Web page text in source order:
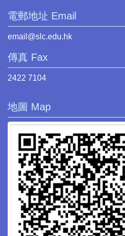
電郵地址 Email
email@slc.edu.hk
傳真 Fax
2422 7104
地圖 Map